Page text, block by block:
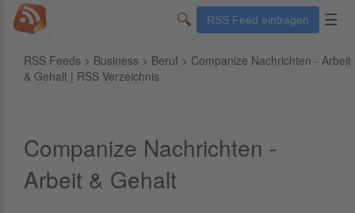
🔍 RSS Feed eintragen ☰
RSS Feeds > Business > Beruf > Companize Nachrichten - Arbeit
& Gehalt | RSS Verzeichnis
Companize Nachrichten -
Arbeit & Gehalt